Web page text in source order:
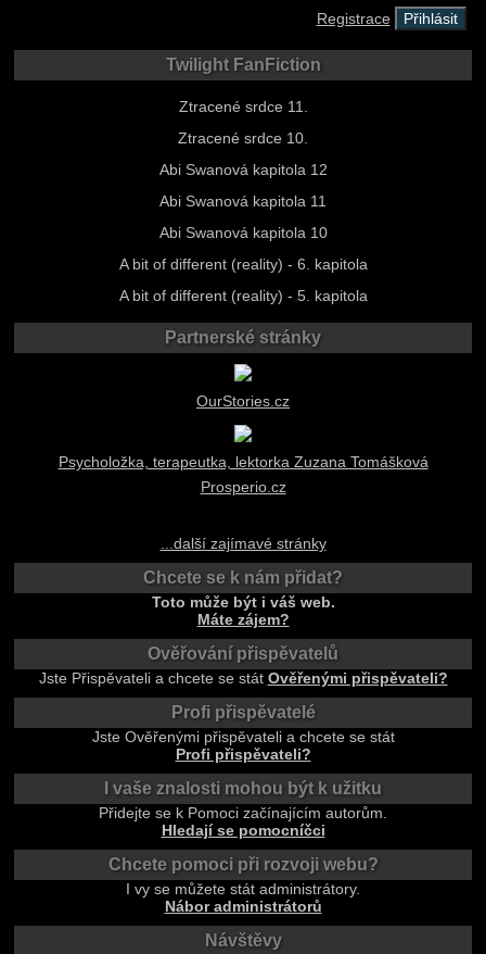
Registrace
Twilight FanFiction
Ztracené srdce 11.
Ztracené srdce 10.
Abi Swanová kapitola 12
Abi Swanová kapitola 11
Abi Swanová kapitola 10
A bit of different (reality) - 6. kapitola
A bit of different (reality) - 5. kapitola
Partnerské stránky
OurStories.cz
Psycholožka, terapeutka, lektorka Zuzana Tomášková
Prosperio.cz
...další zajímavé stránky
Chcete se k nám přidat?
Toto může být i váš web.
Máte zájem?
Ověřování přispěvatelů
Jste Přispěvateli a chcete se stát Ověřenými přispěvateli?
Profi přispěvatelé
Jste Ověřenými přispěvateli a chcete se stát
Profi přispěvateli?
I vaše znalosti mohou být k užitku
Přidejte se k Pomoci začínajícím autorům.
Hledají se pomocníčci
Chcete pomoci při rozvoji webu?
I vy se můžete stát administrátory.
Nábor administrátorů
Návštěvy